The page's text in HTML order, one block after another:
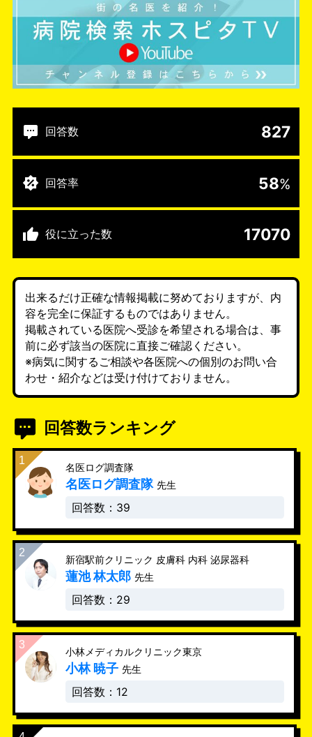
回答数 827
回答率 58%
役に立った数 17070
出来るだけ正確な情報掲載に努めておりますが、内
容を完全に保証するものではありません。
掲載されている医院へ受診を希望される場合は、事
前に必ず該当の医院に直接ご確認ください。
※病気に関するご相談や各医院への個別のお問い合
わせ・紹介などは受け付けておりません。
回答数ランキング
名医ログ調査隊
名医ログ調査隊 先生
回答数：39
新宿駅前クリニック 皮膚科 内科 泌尿器科
蓮池 林太郎 先生
回答数：29
小林メディカルクリニック東京
小林 暁子 先生
回答数：12